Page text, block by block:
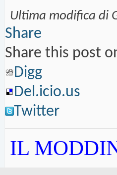
Ultima modifica di
Share
Share this post
Digg
Del.icio.us
Twitter
IL